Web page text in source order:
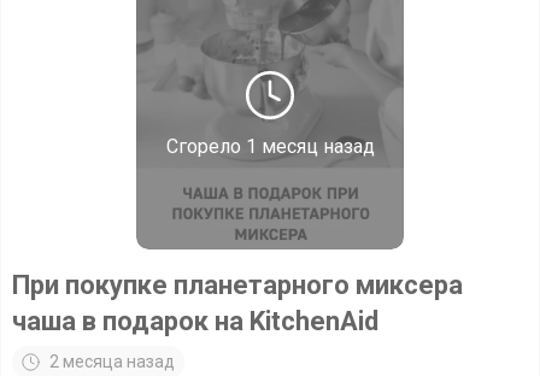
Сгорело 1 месяц назад
При покупке планетарного миксера
чаша в подарок на KitchenAid
2 месяца назад